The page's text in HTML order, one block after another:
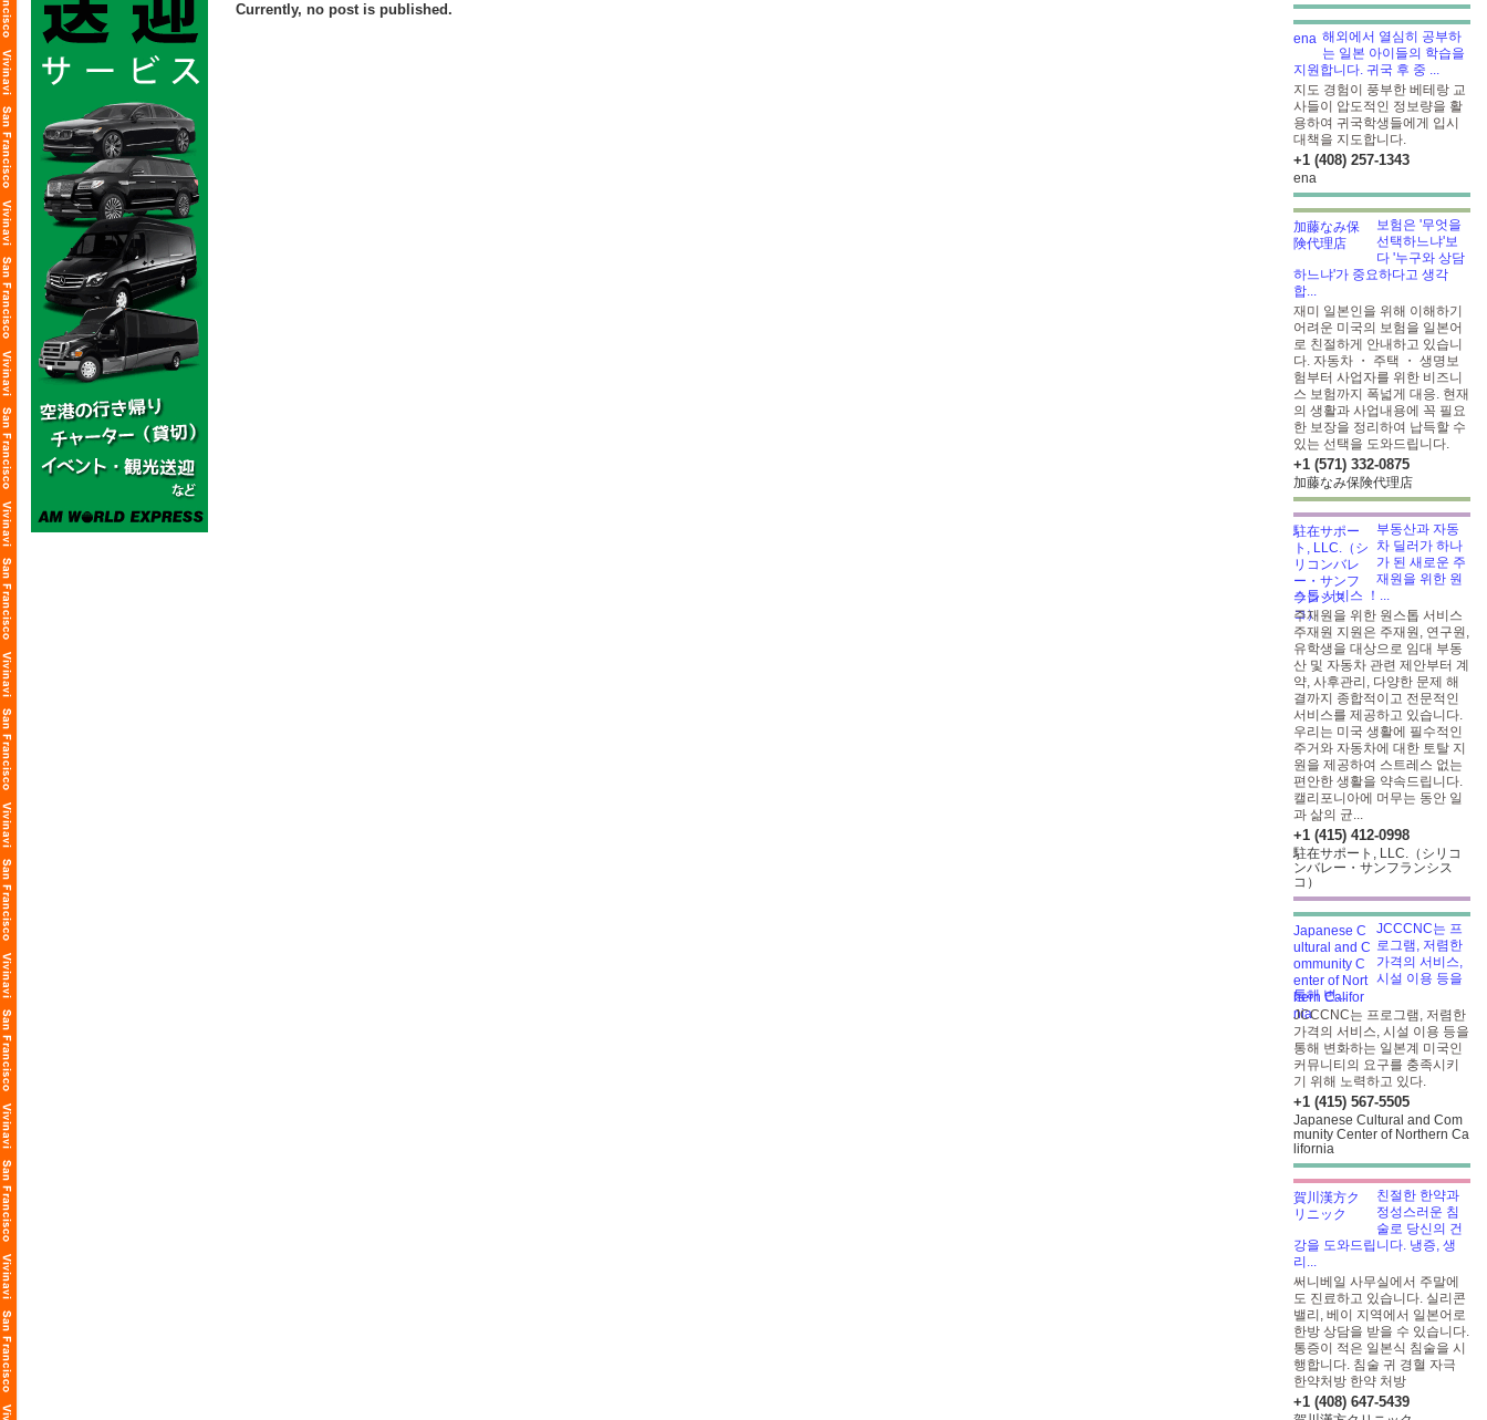
Currently, no post is published.
해외에서 열심히 공부하
는 일본 아이들의 학습을
지원합니다. 귀국 후 중 ...
지도 경험이 풍부한 베테랑 교
사들이 압도적인 정보량을 활
용하여 귀국학생들에게 입시
대책을 지도합니다.
+1 (408) 257-1343
ena
보험은 '무엇을
선택하느냐'보
다 '누구와 상담
하느냐'가 중요하다고 생각
합...
재미 일본인을 위해 이해하기
어려운 미국의 보험을 일본어
로 친절하게 안내하고 있습니
다. 자동차 ・ 주택 ・ 생명보
험부터 사업자를 위한 비즈니
스 보험까지 폭넓게 대응. 현재
의 생활과 사업내용에 꼭 필요
한 보장을 정리하여 납득할 수
있는 선택을 도와드립니다.
+1 (571) 332-0875
加藤なみ保険代理店
부동산과 자동
차 딜러가 하나
가 된 새로운 주
재원을 위한 원
스톱 서비스 ！...
주재원을 위한 원스톱 서비스
주재원 지원은 주재원, 연구원,
유학생을 대상으로 임대 부동
산 및 자동차 관련 제안부터 계
약, 사후관리, 다양한 문제 해
결까지 종합적이고 전문적인
서비스를 제공하고 있습니다.
우리는 미국 생활에 필수적인
주거와 자동차에 대한 토탈 지
원을 제공하여 스트레스 없는
편안한 생활을 약속드립니다.
캘리포니아에 머무는 동안 일
과 삶의 균...
+1 (415) 412-0998
駐在サポート, LLC.（シリコ
ンバレー・サンフランシス
コ）
JCCCNC는 프
로그램, 저렴한
가격의 서비스,
시설 이용 등을
통해 변...
JCCCNC는 프로그램, 저렴한
가격의 서비스, 시설 이용 등을
통해 변화하는 일본계 미국인
커뮤니티의 요구를 충족시키
기 위해 노력하고 있다.
+1 (415) 567-5505
Japanese Cultural and Com
munity Center of Northern Ca
lifornia
친절한 한약과
정성스러운 침
술로 당신의 건
강을 도와드립니다. 냉증, 생
리...
써니베일 사무실에서 주말에
도 진료하고 있습니다. 실리콘
밸리, 베이 지역에서 일본어로
한방 상담을 받을 수 있습니다.
통증이 적은 일본식 침술을 시
행합니다. 침술 귀 경혈 자극
한약처방 한약 처방
+1 (408) 647-5439